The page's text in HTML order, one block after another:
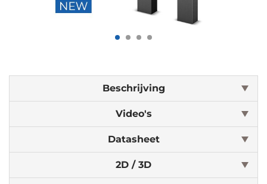
Beschrijving
Video's
Datasheet
2D / 3D